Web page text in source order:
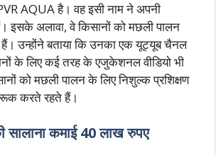
AQUA है। वह इसी नाम ने अपनी
इसके अलावा, वे किसानों को मछली पालन
हैं। उन्होंने बताया कि उनका एक यूट्यूब चैनल
के लिए कई तरह के एजुकेशनल वीडियो भी
को मछली पालन के लिए निशुल्क प्रशिक्षण
करते रहते हैं।
सालाना कमाई 40 लाख रुपए